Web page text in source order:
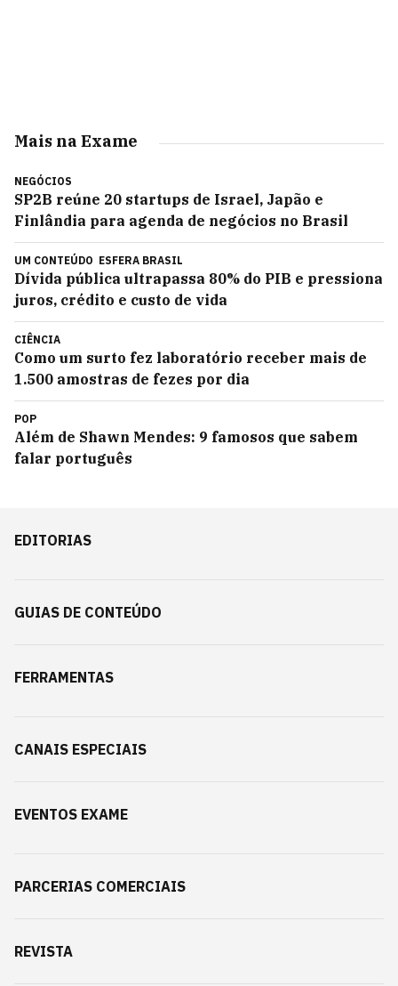
Mais na Exame
NEGÓCIOS
SP2B reúne 20 startups de Israel, Japão e
Finlândia para agenda de negócios no Brasil
UM CONTEÚDO ESFERA BRASIL
Dívida pública ultrapassa 80% do PIB e pressiona
juros, crédito e custo de vida
CIÊNCIA
Como um surto fez laboratório receber mais de
1.500 amostras de fezes por dia
POP
Além de Shawn Mendes: 9 famosos que sabem
falar português
EDITORIAS
GUIAS DE CONTEÚDO
FERRAMENTAS
CANAIS ESPECIAIS
EVENTOS EXAME
PARCERIAS COMERCIAIS
REVISTA